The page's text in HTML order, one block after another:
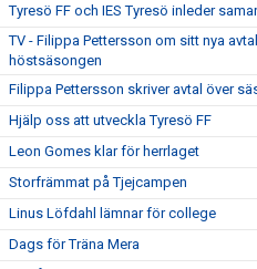
Tyresö FF och IES Tyresö inleder
TV - Filippa Pettersson om sitt nya
höstsäsongen
Filippa Pettersson skriver avtal över
Hjälp oss att utveckla Tyresö FF
Leon Gomes klar för herrlaget
Storfrämmat på Tjejcampen
Linus Löfdahl lämnar för college
Dags för Träna Mera